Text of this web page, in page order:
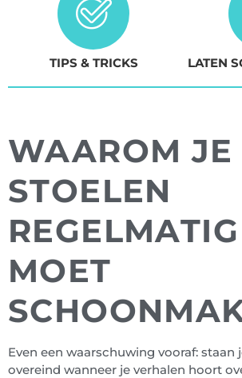
TIPS & TRICKS LATEN
WAAROM JE
STOELEN
REGELMATIG
MOET
Even een waarschuwing vooraf: staan
overeind wanneer je verhalen hoort